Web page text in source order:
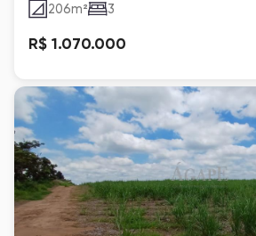
206m² 3
R$ 1.070.000